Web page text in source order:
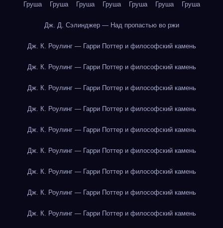
Груша Груша Груша Груша Груша Груша Груша
Дж. Д. Сэлинджер — Над пропастью во ржи
Дж. К. Роулинг — Гарри Поттер и философский камень
Дж. К. Роулинг — Гарри Поттер и философский камень
Дж. К. Роулинг — Гарри Поттер и философский камень
Дж. К. Роулинг — Гарри Поттер и философский камень
Дж. К. Роулинг — Гарри Поттер и философский камень
Дж. К. Роулинг — Гарри Поттер и философский камень
Дж. К. Роулинг — Гарри Поттер и философский камень
Дж. К. Роулинг — Гарри Поттер и философский камень
Дж. К. Роулинг — Гарри Поттер и философский камень